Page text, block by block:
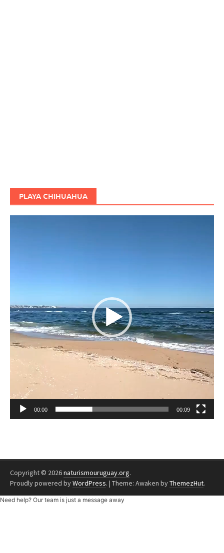
PLAYA CHIHUAHUA
00:00 00:09
Copyright © 2026naturismouruguay.org.
Proudly powered byWordPress. | Theme: Awaken byThemezHut.
Need help? Our team is just a message away